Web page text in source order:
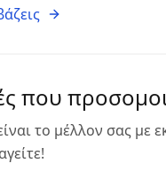
που
το μέλλον σας με